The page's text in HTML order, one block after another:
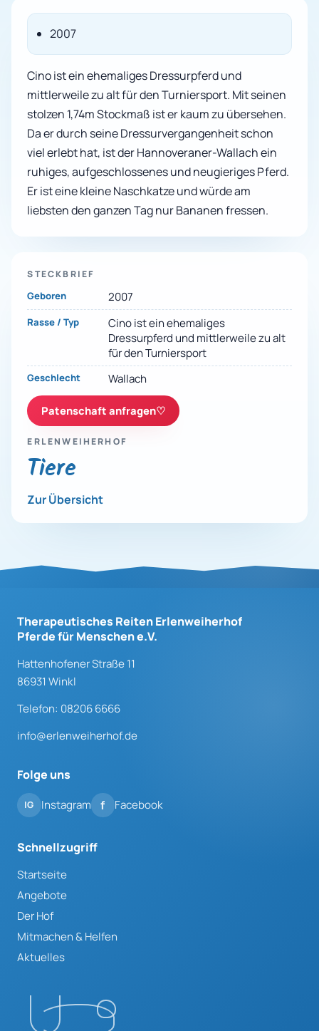
2007
Cino ist ein ehemaliges Dressurpferd und
mittlerweile zu alt für den Turniersport. Mit seinen
stolzen 1,74m Stockmaß ist er kaum zu übersehen.
Da er durch seine Dressurvergangenheit schon
viel erlebt hat, ist der Hannoveraner-Wallach ein
ruhiges, aufgeschlossenes und neugieriges Pferd.
Er ist eine kleine Naschkatze und würde am
liebsten den ganzen Tag nur Bananen fressen.
STECKBRIEF
Geboren 2007
Rasse / Typ
Cino ist ein ehemaliges
Dressurpferd und mittlerweile zu alt
für den Turniersport
Geschlecht Wallach
Patenschaft anfragen♡
ERLENWEIHERHOF
Tiere
Zur Übersicht
Therapeutisches Reiten Erlenweiherhof
Pferde für Menschen e.V.
Hattenhofener Straße 11
86931 Winkl
Telefon: 08206 6666
info@erlenweiherhof.de
Folge uns
Instagram Facebook
Schnellzugriff
Startseite
Angebote
Der Hof
Mitmachen & Helfen
Aktuelles